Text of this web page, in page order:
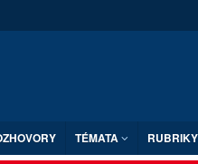
TÉMATA RUBRIKY